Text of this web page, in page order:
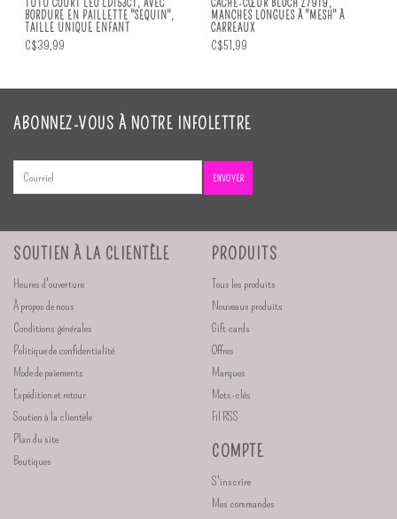
TUTU COURT LEO LD153CT, AVEC
BORDURE EN PAILLETTE "SEQUIN",
TAILLE UNIQUE ENFANT
C$39,99
CACHE-CŒUR BLOCH Z7919,
MANCHES LONGUES À "MESH" À
CARREAUX
C$51,99
ABONNEZ-VOUS À NOTRE INFOLETTRE
ENVOYER
SOUTIEN À LA CLIENTÈLE
Heures d'ouverture
À propos de nous
Conditions générales
Politique de confidentialité
Mode de paiements
Expédition et retour
Soutien à la clientèle
Plan du site
Boutiques
PRODUITS
Tous les produits
Nouveaux produits
Gift cards
Offres
Marques
Mots-clés
Fil RSS
COMPTE
S'inscrire
Mes commandes